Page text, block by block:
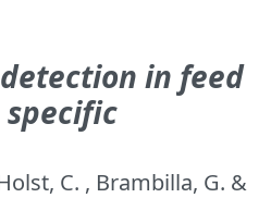
in feed
specific
C. , Brambilla, G. &